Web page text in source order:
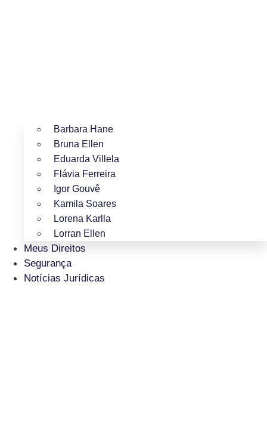
Barbara Hane
Bruna Ellen
Eduarda Villela
Flávia Ferreira
Igor Gouvê
Kamila Soares
Lorena Karlla
Lorran Ellen
Meus Direitos
Segurança
Notícias Jurídicas